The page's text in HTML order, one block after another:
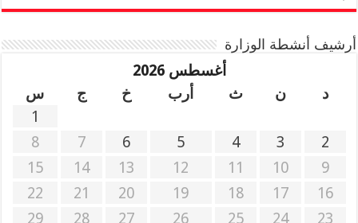
أرشيف أنشطة الوزارة
أغسطس 2026
د
ن ث أرب خ ج
س
1
2
3
4
5
6
7
8
9
10
11
12
13
14
15
16
17
18
19
20
21
22
23
24
25
26
27
28
29